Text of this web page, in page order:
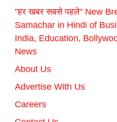
"हर खबर सबसे पहले" New
Samachar in Hindi of
India, Education,
News
About Us
Advertise With Us
Careers